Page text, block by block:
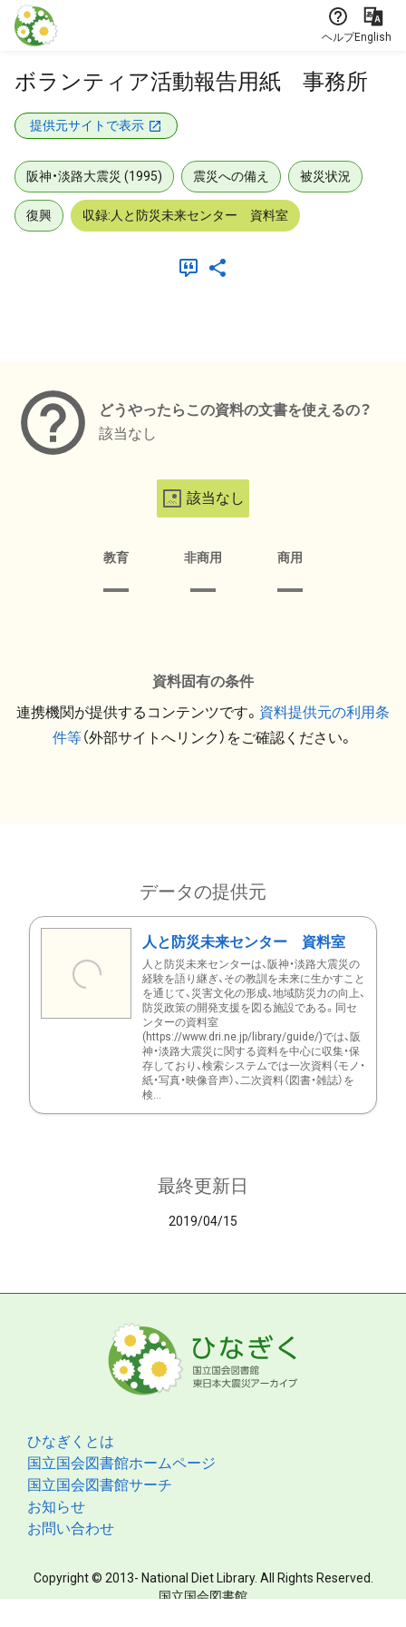
本文に飛ぶ
ヘルプEnglish
ボランティア活動報告用紙 事務所
提供元サイトで表示
阪神・淡路大震災 (1995) 震災への備え 被災状況
復興 収録:人と防災未来センター 資料室
どうやったらこの資料の文書を使えるの？
該当なし
該当なし
教育 非商用 商用
資料固有の条件
連携機関が提供するコンテンツです。 資料提供元の利用条
件等（外部サイトへリンク）をご確認ください。
データの提供元
人と防災未来センター 資料室
人と防災未来センターは、阪神・淡路大震災の
経験を語り継ぎ、その教訓を未来に生かすこと
を通じて、災害文化の形成、地域防災力の向上、
防災政策の開発支援を図る施設である。同セ
ンターの資料室
(https://www.dri.ne.jp/library/guide/)では、阪
神・淡路大震災に関する資料を中心に収集・保
存しており、検索システムでは一次資料（モノ・
紙・写真・映像音声）、二次資料（図書・雑誌）を
検...
最終更新日
2019/04/15
ひなぎくとは
国立国会図書館ホームページ
国立国会図書館サーチ
お知らせ
お問い合わせ
Copyright © 2013- National Diet Library. All Rights Reserved.